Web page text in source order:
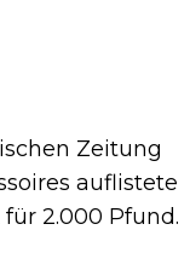
Zeitung
auflistete
2.000 Pfund.